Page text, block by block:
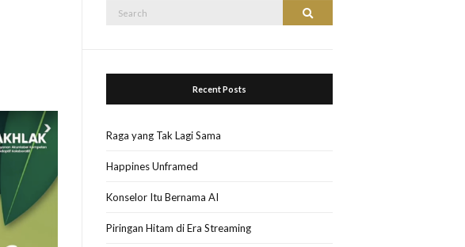
Search
Recent Posts
Raga yang Tak Lagi Sama
Happines Unframed
Konselor Itu Bernama AI
Piringan Hitam di Era Streaming